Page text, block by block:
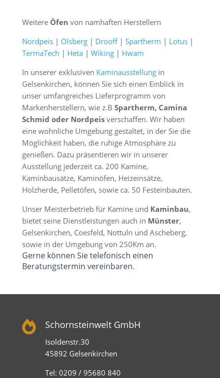
Weitere Öfen von namhaften Herstellern
Nordpeis| Olsberg| Drooff| Spartherm | Lotus|
TermaTech | Heta| Wiking| Hwam
In unserer exklusiven Kaminausstellungin
Gelsenkirchen, können Sie sich einen Einblick in
unser umfangreiches Lieferprogramm von
Markenherstellern, wie z.B Spartherm, Camina
Schmid oder Nordpeisverschaffen. Wir haben
eine wohnliche Umgebung gestaltet, in der Sie die
Möglichkeit haben, die ruhige Atmosphäre zu
genießen. Dazu präsentieren wir in unserer
Ausstellung jederzeit ca. 200 Kamine,
Kaminbausätze, Kaminöfen, Heizeinsätze,
Holzherde, Pelletöfen, sowie ca. 50 Festeinbauten.
Unser Meisterbetrieb für Kamine und Kaminbau,
bietet seine Dienstleistungen auch in Münster,
Gelsenkirchen, Coesfeld, Nottuln und Ascheberg,
sowie in der Umgebung von 250Km an.
Gerne können Sie telefonisch einen
Beratungstermin vereinbaren.
 Schornsteinwelt GmbH
Isoldenstr.30
45892 Gelsenkirchen
Tel: 0209 / 95680 840